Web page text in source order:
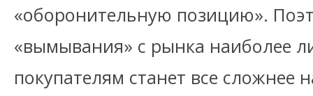
«оборонительную позицию».
«вымывания» с рынка наиболее
покупателям станет все сложнее